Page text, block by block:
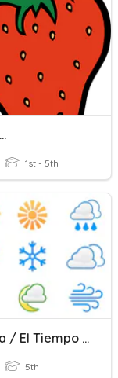
1st - 5th
El Clima / El Tiempo Atmosférico
5th